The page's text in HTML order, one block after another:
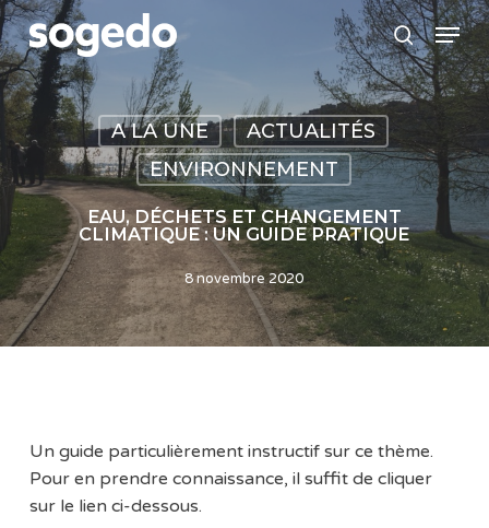
Skip
to
main
content
search
Menu
A LA UNE
ACTUALITÉS
ENVIRONNEMENT
EAU, DÉCHETS ET CHANGEMENT
CLIMATIQUE : UN GUIDE PRATIQUE
8 novembre 2020
Un guide particulièrement instructif sur ce thème.
Pour en prendre connaissance, il suffit de cliquer
sur le lien ci-dessous.